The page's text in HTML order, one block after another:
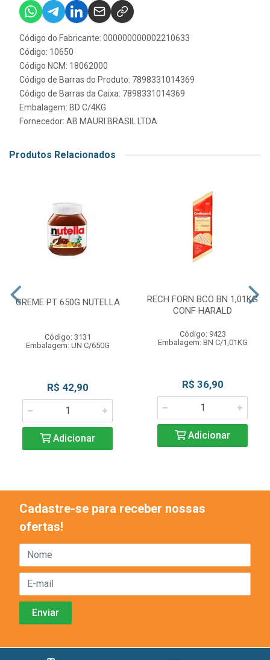
Código do Fabricante: 000000000002210633
Código: 10650
Código NCM: 18062000
Código de Barras do Produto: 7898331014369
Código de Barras da Caixa: 7898331014369
Embalagem: BD C/4KG
Fornecedor: AB MAURI BRASIL LTDA
Produtos Relacionados
CREME PT 650G NUTELLA
Código: 3131
Embalagem: UN C/650G
R$ 42,90
Adicionar
RECH FORN BCO BN 1,01KG
CONF HARALD
Código: 9423
Embalagem: BN C/1,01KG
R$ 36,90
Adicionar
Cadastre-se para receber nossas
ofertas!